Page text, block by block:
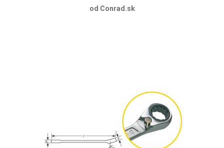
od Conrad.sk